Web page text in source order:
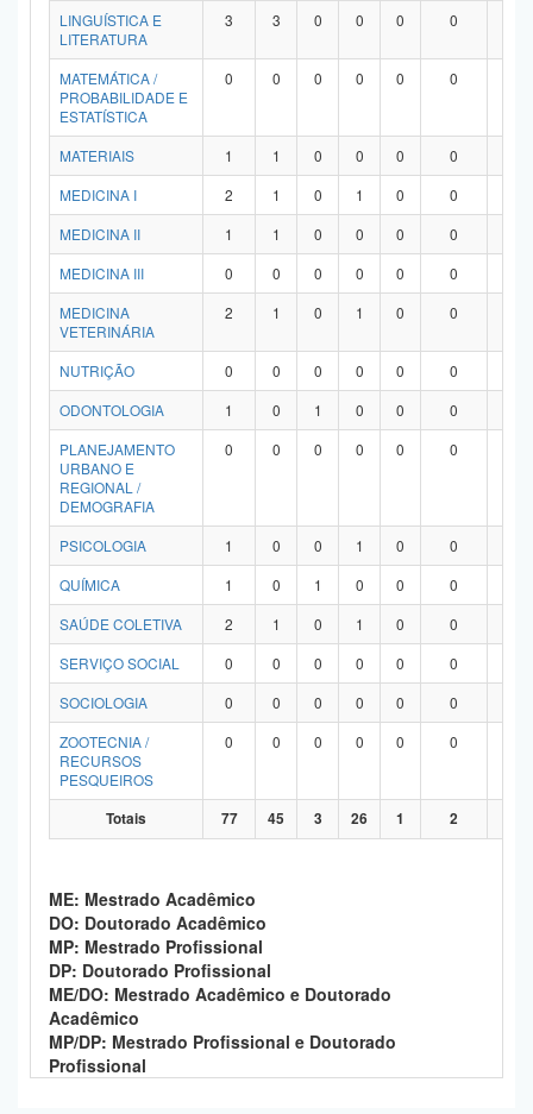
LINGUÍSTICA E
LITERATURA
3 3 0 0 0 0
MATEMÁTICA /
PROBABILIDADE E
ESTATÍSTICA
0 0 0 0 0 0
MATERIAIS 1 1 0 0 0 0
MEDICINA I
2 1 0 1 0 0
MEDICINA II
1 1 0 0 0 0
MEDICINA III
0 0 0 0 0 0
MEDICINA
VETERINÁRIA
2 1 0 1 0 0
NUTRIÇÃO 0 0 0 0 0 0
ODONTOLOGIA
1 0 1 0 0 0
PLANEJAMENTO
URBANO E
REGIONAL /
DEMOGRAFIA
0 0 0 0 0 0
PSICOLOGIA 1 0 0 1 0 0
QUÍMICA
1 0 1 0 0 0
SAÚDE COLETIVA
2 1 0 1 0 0
SERVIÇO SOCIAL
0 0 0 0 0 0
SOCIOLOGIA
0 0 0 0 0 0
ZOOTECNIA /
RECURSOS
PESQUEIROS
0 0 0 0 0 0
Totais 77 45 3 26 1 2
ME: Mestrado Acadêmico
DO: Doutorado Acadêmico
MP: Mestrado Profissional
DP: Doutorado Profissional
ME/DO: Mestrado Acadêmico e Doutorado
Acadêmico
MP/DP: Mestrado Profissional e Doutorado
Profissional